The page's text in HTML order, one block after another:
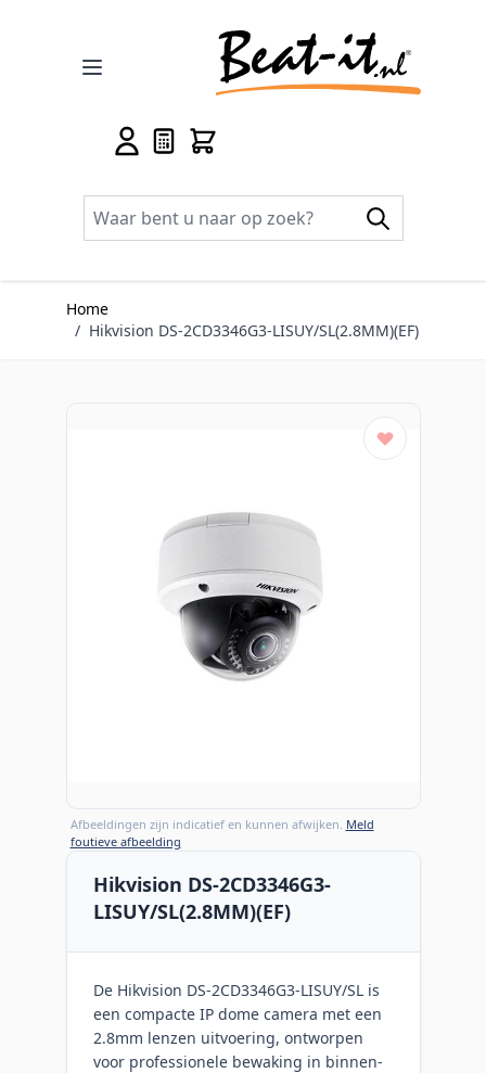
Home
/ Hikvision DS-2CD3346G3-LISUY/SL(2.8MM)(EF)
Afbeeldingen zijn indicatief en kunnen afwijken. Meld
foutieve afbeelding
Hikvision DS-2CD3346G3-
LISUY/SL(2.8MM)(EF)
De Hikvision DS-2CD3346G3-LISUY/SL is
een compacte IP dome camera met een
2.8mm lenzen uitvoering, ontworpen
voor professionele bewaking in binnen-